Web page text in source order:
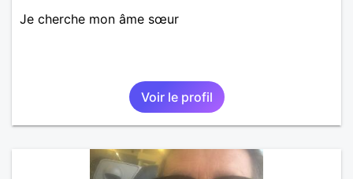
Je cherche mon âme sœur
Voir le profil